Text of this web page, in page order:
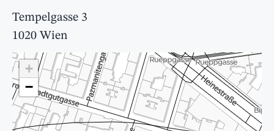
Tempelgasse 3
1020 Wien
+
−